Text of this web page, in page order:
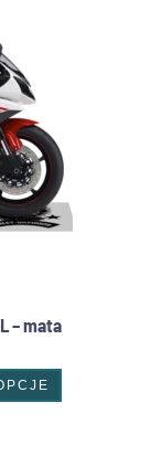
– mata
stronie
produktu